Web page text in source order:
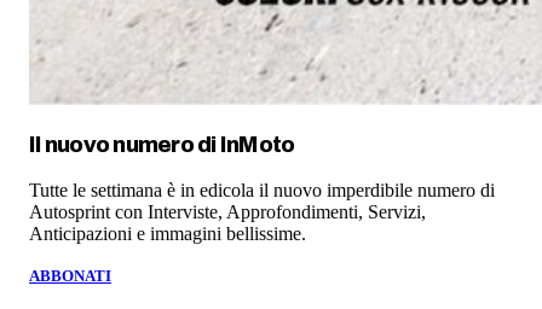
Il nuovo numero di InMoto
Tutte le settimana è in edicola il nuovo imperdibile numero di
Autosprint con Interviste, Approfondimenti, Servizi,
Anticipazioni e immagini bellissime.
ABBONATI